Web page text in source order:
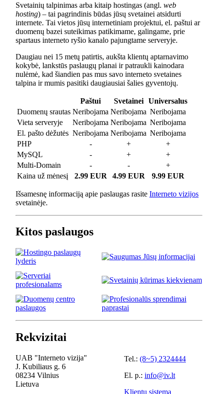
Svetainių talpinimas arba kitaip hostingas (angl. web
hosting) – tai pagrindinis būdas jūsų svetainei atsidurti
internete. Tai vietos jūsų internetiniam projektui, el. paštui ar
duomenų bazei suteikimas patikimame, galingame, prie
spartaus interneto ryšio kanalo pajungtame serveryje.
Daugiau nei 15 metų patirtis, aukšta klientų aptarnavimo
kokybė, lankstūs paslaugų planai ir patraukli kainodara
nulėmė, kad šiandien pas mus savo interneto svetaines
talpina ir mumis pasitiki daugiausiai šalies gyventojų.
Paštui Svetainei
Universalus
Duomenų srautas Neribojama Neribojama Neribojama
Vieta serveryje
Neribojama Neribojama Neribojama
El. pašto dėžutės Neribojama Neribojama Neribojama
PHP
- +
+
MySQL
- +
+
Multi-Domain
- -
+
Kaina už mėnesį
2.99 EUR 4.99 EUR 9.99 EUR
Išsamesnę informaciją apie paslaugas rasite Interneto vizijos
svetainėje.
Kitos paslaugos
Rekvizitai
UAB "Interneto vizija"
J. Kubiliaus g. 6
08234 Vilnius
Lietuva
Tel.: (8~5) 2324444
El. p.: info@iv.lt
Klientų sistema